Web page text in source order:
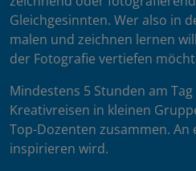
Gleichgesinnten. Wer also in
malen und zeichnen lernen
der Fotografie vertiefen
Mindestens 5 Stunden am
Kreativreisen in kleinen
Top-Dozenten zusammen. An
inspirieren wird.